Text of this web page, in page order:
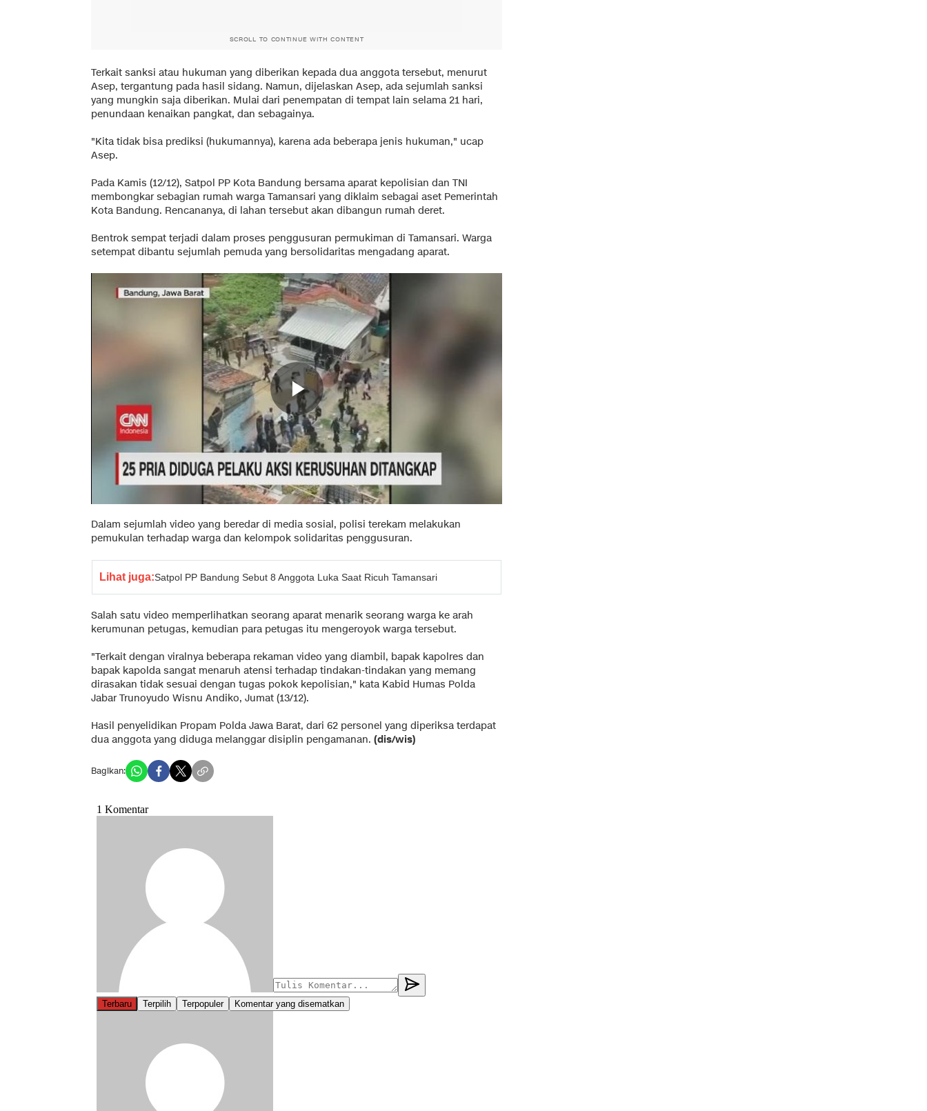
SCROLL TO CONTINUE WITH CONTENT
Terkait sanksi atau hukuman yang diberikan kepada dua anggota tersebut, menurut
Asep, tergantung pada hasil sidang. Namun, dijelaskan Asep, ada sejumlah sanksi
yang mungkin saja diberikan. Mulai dari penempatan di tempat lain selama 21 hari,
penundaan kenaikan pangkat, dan sebagainya.
"Kita tidak bisa prediksi (hukumannya), karena ada beberapa jenis hukuman," ucap
Asep.
Pada Kamis (12/12), Satpol PP Kota Bandung bersama aparat kepolisian dan TNI
membongkar sebagian rumah warga Tamansari yang diklaim sebagai aset Pemerintah
Kota Bandung. Rencananya, di lahan tersebut akan dibangun rumah deret.
Bentrok sempat terjadi dalam proses penggusuran permukiman di Tamansari. Warga
setempat dibantu sejumlah pemuda yang bersolidaritas mengadang aparat.
Dalam sejumlah video yang beredar di media sosial, polisi terekam melakukan
pemukulan terhadap warga dan kelompok solidaritas penggusuran.
Lihat juga:Satpol PP Bandung Sebut 8 Anggota Luka Saat Ricuh Tamansari
Salah satu video memperlihatkan seorang aparat menarik seorang warga ke arah
kerumunan petugas, kemudian para petugas itu mengeroyok warga tersebut.
"Terkait dengan viralnya beberapa rekaman video yang diambil, bapak kapolres dan
bapak kapolda sangat menaruh atensi terhadap tindakan-tindakan yang memang
dirasakan tidak sesuai dengan tugas pokok kepolisian," kata Kabid Humas Polda
Jabar Trunoyudo Wisnu Andiko, Jumat (13/12).
Hasil penyelidikan Propam Polda Jawa Barat, dari 62 personel yang diperiksa terdapat
dua anggota yang diduga melanggar disiplin pengamanan. (dis/wis)
Bagikan: